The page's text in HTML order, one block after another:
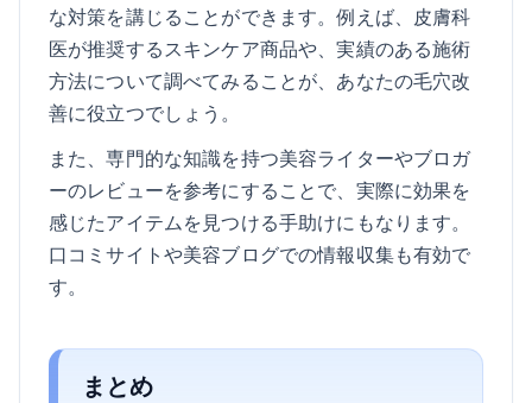
な対策を講じることができます。例えば、皮膚科
医が推奨するスキンケア商品や、実績のある施術
方法について調べてみることが、あなたの毛穴改
善に役立つでしょう。
また、専門的な知識を持つ美容ライターやブロガ
ーのレビューを参考にすることで、実際に効果を
感じたアイテムを見つける手助けにもなります。
口コミサイトや美容ブログでの情報収集も有効で
す。
まとめ